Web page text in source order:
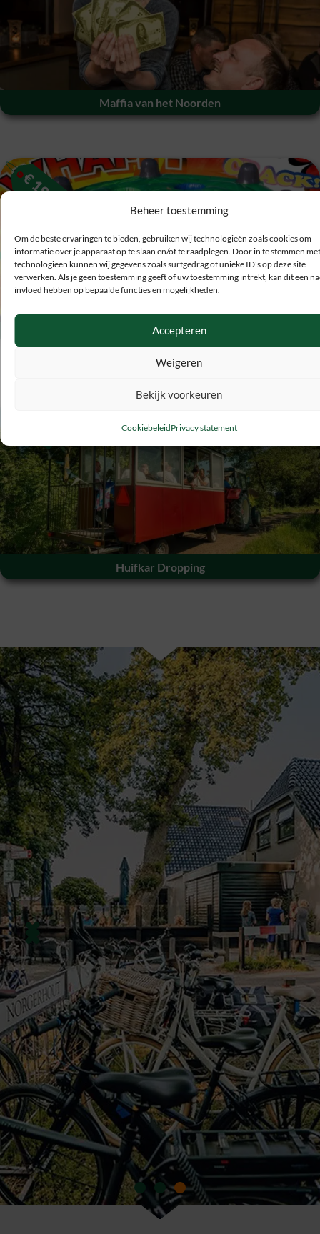
Beheer toestemming
Om de beste ervaringen te bieden, gebruiken wij technologieën zoals cookies om
informatie over je apparaat op te slaan en/of te raadplegen. Door in te stemmen
technologieën kunnen wij gegevens zoals surfgedrag of unieke ID's op deze site
verwerken. Als je geen toestemming geeft of uw toestemming intrekt, kan dit een
invloed hebben op bepaalde functies en mogelijkheden.
Accepteren
Weigeren
Bekijk voorkeuren
CookiebeleidPrivacy statement
Maffia van het Noorden
Family Games
€
19
Huifkar Dropping